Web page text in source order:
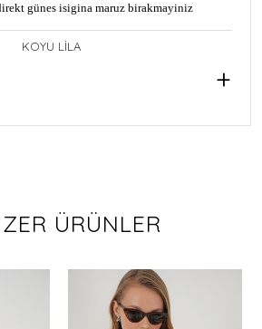
günes isigina maruz birakmayiniz
KOYU LİLA
ÜRÜNLER